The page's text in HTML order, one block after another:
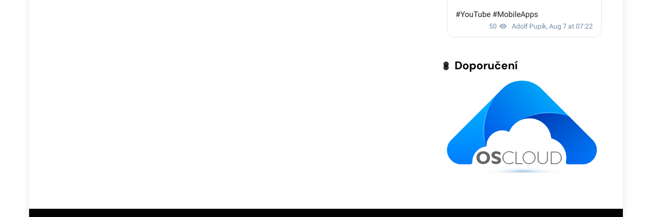
Doporučení